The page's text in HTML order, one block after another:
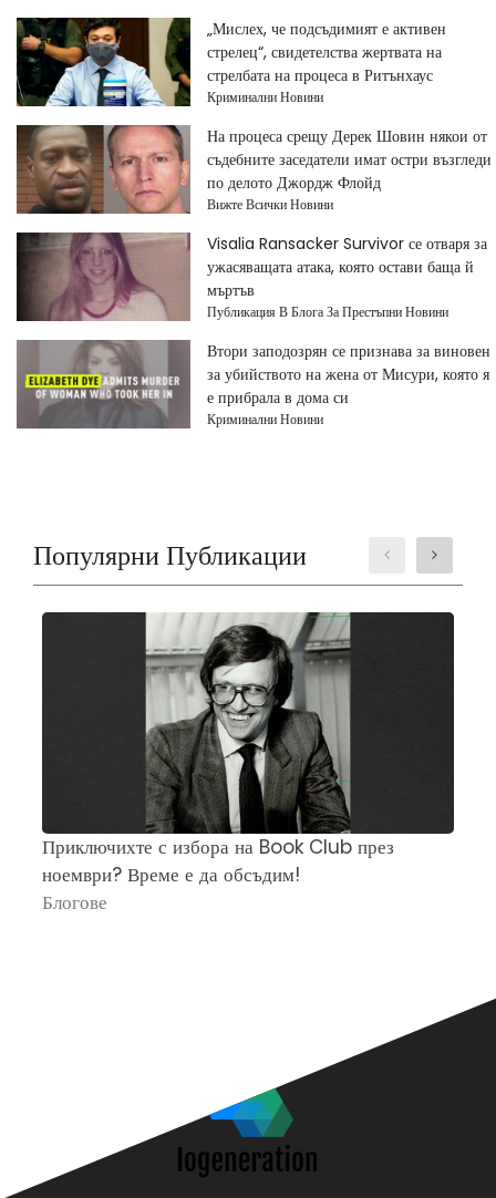
„Мислех, че подсъдимият е активен
стрелец“, свидетелства жертвата на
стрелбата на процеса в Ритънхаус
Криминални Новини
На процеса срещу Дерек Шовин някои от
съдебните заседатели имат остри възгледи
по делото Джордж Флойд
Вижте Всички Новини
Visalia Ransacker Survivor се отваря за
ужасяващата атака, която остави баща й
мъртъв
Публикация В Блога За Престъпни Новини
Втори заподозрян се признава за виновен
за убийството на жена от Мисури, която я
е прибрала в дома си
Криминални Новини
Популярни Публикации
Приключихте с избора на Book Club през
ноември? Време е да обсъдим!
Блогове